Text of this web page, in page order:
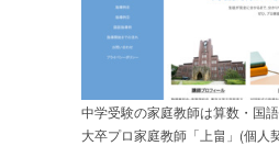
中学受験の家庭教師は算数・国
大卒プロ家庭教師「上畠」(個人